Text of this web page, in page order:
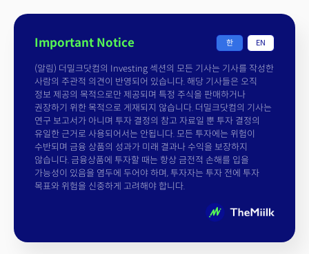
Important Notice 한 EN
(알림) 더밀크닷컴의 Investing 섹션의 모든 기사는 기사를 작성한
사람의 주관적 의견이 반영되어 있습니다. 해당 기사들은 오직
정보 제공의 목적으로만 제공되며 특정 주식을 판매하거나
권장하기 위한 목적으로 게재되지 않습니다. 더밀크닷컴의 기사는
연구 보고서가 아니며 투자 결정의 참고 자료일 뿐 투자 결정의
유일한 근거로 사용되어서는 안됩니다. 모든 투자에는 위험이
수반되며 금융 상품의 성과가 미래 결과나 수익을 보장하지
않습니다. 금융상품에 투자할 때는 항상 금전적 손해를 입을
가능성이 있음을 염두에 두어야 하며, 투자자는 투자 전에 투자
목표와 위험을 신중하게 고려해야 합니다.